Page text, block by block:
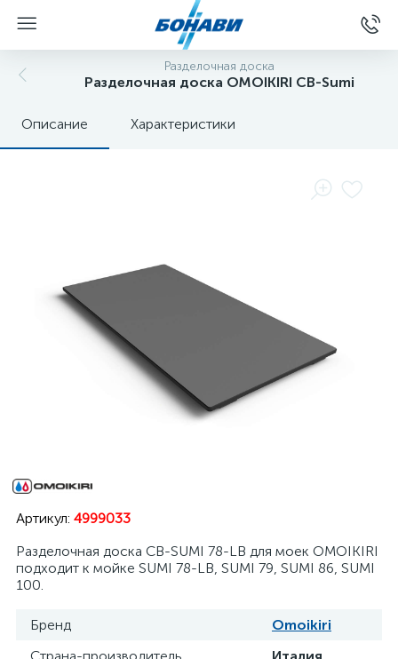
Разделочная доска
Разделочная доска OMOIKIRI CB-Sumi
Описание Характеристики
Артикул: 4999033
Разделочная доска CB-SUMI 78-LB для моек OMOIKIRI
подходит к мойке SUMI 78-LB, SUMI 79, SUMI 86, SUMI
100.
Бренд
Omoikiri